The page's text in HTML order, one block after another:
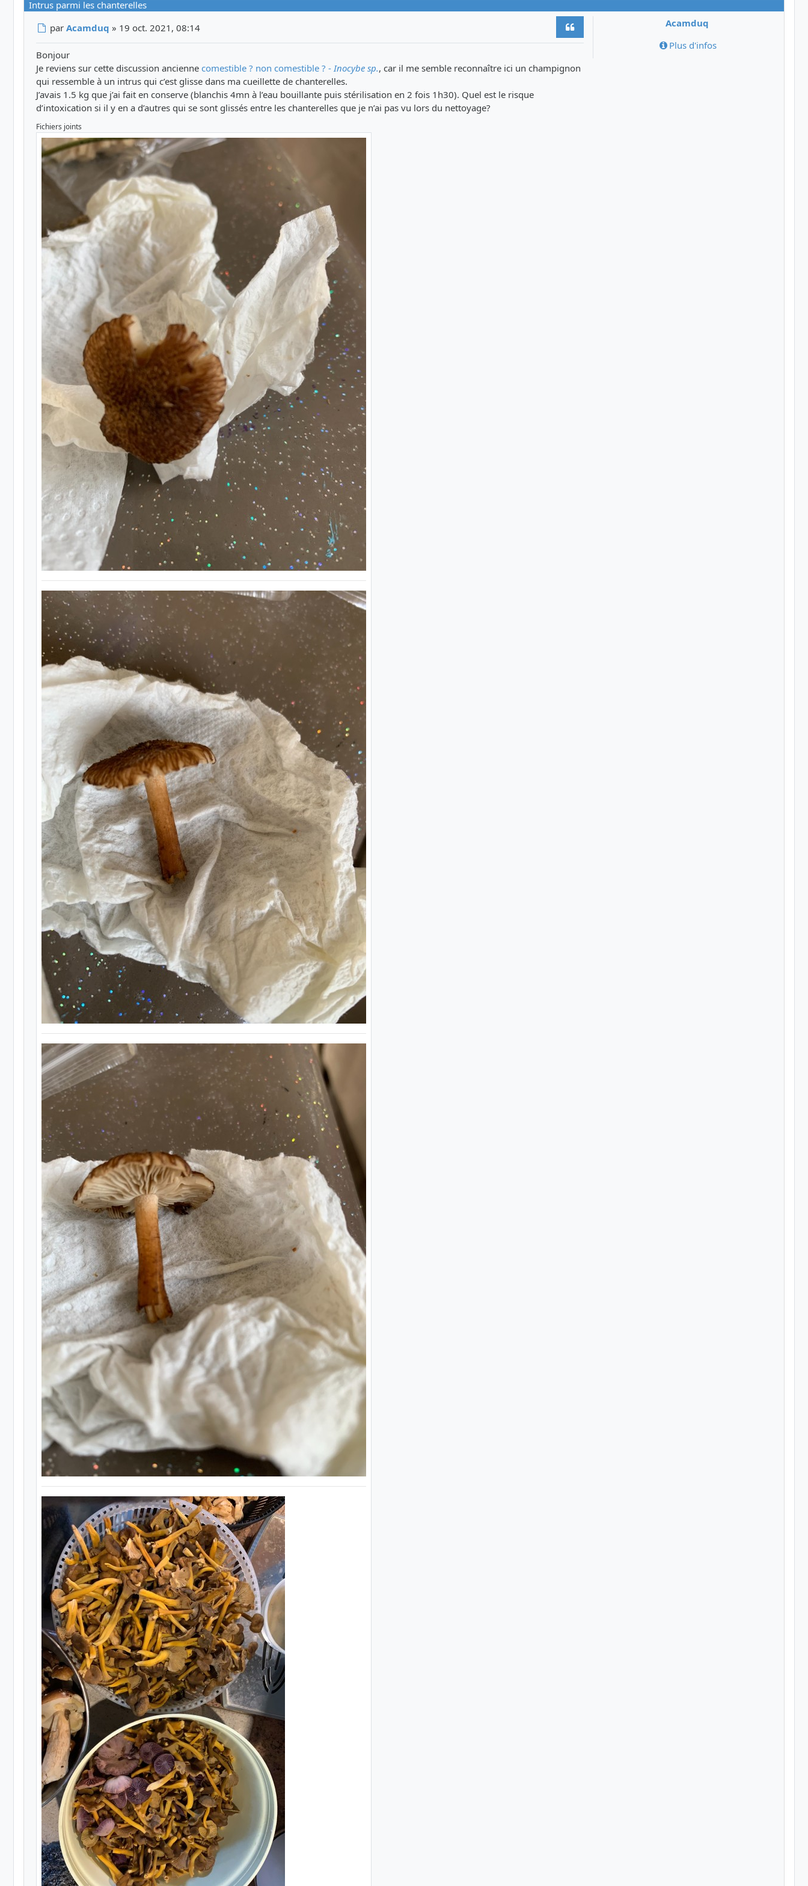
Intrus parmi les chanterelles
Acamduq
Plus d'infos
Message
parAcamduq » 19 oct. 2021, 08:14
Bonjour
Je reviens sur cette discussion ancienne comestible ? non comestible ? - Inocybe sp., car il me semble reconnaître ici un champignon
qui ressemble à un intrus qui c’est glisse dans ma cueillette de chanterelles.
J’avais 1.5 kg que j’ai fait en conserve (blanchis 4mn à l’eau bouillante puis stérilisation en 2 fois 1h30). Quel est le risque
d’intoxication si il y en a d’autres qui se sont glissés entre les chanterelles que je n’ai pas vu lors du nettoyage?
Fichiers joints